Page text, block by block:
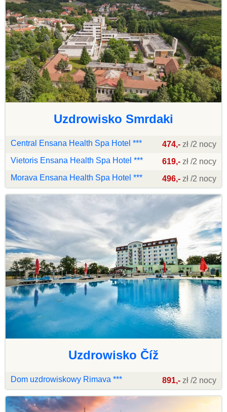
Uzdrowisko Smrdaki
Central Ensana Health Spa Hotel *** 474,- zł /2 nocy
Vietoris Ensana Health Spa Hotel ***
619,- zł /2 nocy
Morava Ensana Health Spa Hotel ***
496,- zł /2 nocy
Uzdrowisko Číž
Dom uzdrowiskowy Rimava *** 891,- zł /2 nocy